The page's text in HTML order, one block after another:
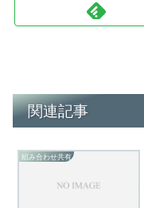
関連記事
組み合わせ共有